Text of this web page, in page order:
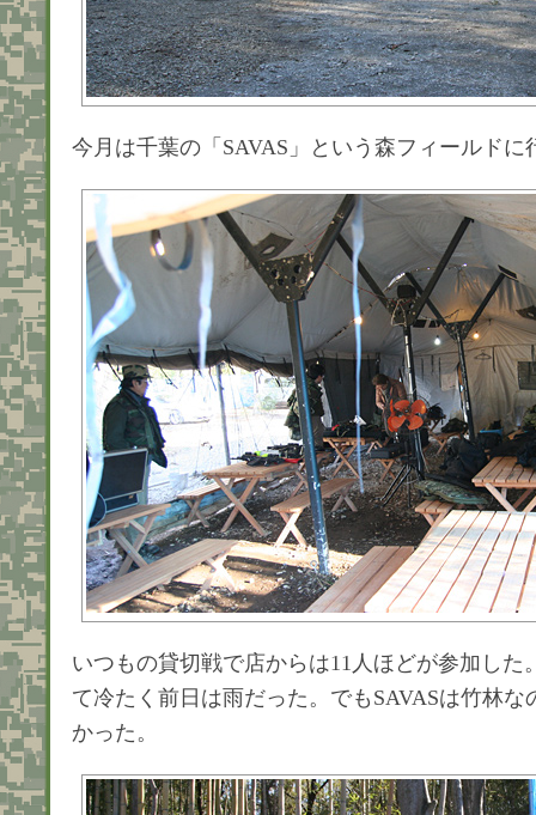
今月は千葉の「SAVAS」という森フィールドに
いつもの貸切戦で店からは11人ほどが参加した
て冷たく前日は雨だった。でもSAVASは竹林な
かった。